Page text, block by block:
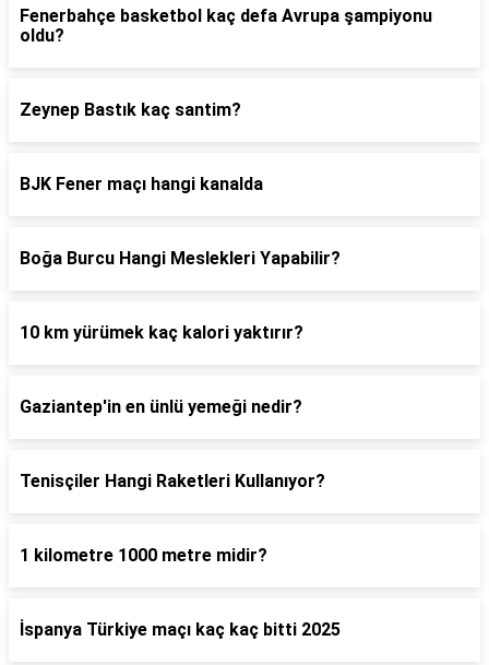
Fenerbahçe basketbol kaç defa Avrupa şampiyonu
oldu?
Zeynep Bastık kaç santim?
BJK Fener maçı hangi kanalda
Boğa Burcu Hangi Meslekleri Yapabilir?
10 km yürümek kaç kalori yaktırır?
Gaziantep'in en ünlü yemeği nedir?
Tenisçiler Hangi Raketleri Kullanıyor?
1 kilometre 1000 metre midir?
İspanya Türkiye maçı kaç kaç bitti 2025